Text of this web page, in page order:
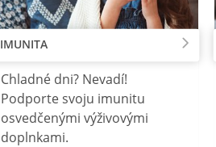
IMUNITA
Chladné dni? Nevadí!
Podporte svoju imunitu
osvedčenými výživovými
doplnkami.